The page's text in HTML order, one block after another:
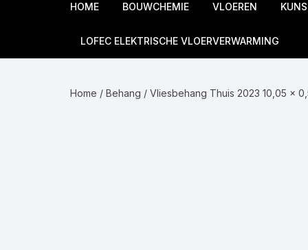
HOME BOUWCHEMIE VLOEREN
Ondervloeren
LOFEC ELEKTRISCHE VLOERVERWARMING
Home / Behang / Vliesbehang Thuis 2023 10,05 x